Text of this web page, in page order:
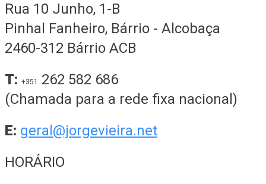
Rua 10 Junho, 1-B
Pinhal Fanheiro, Bárrio - Alcobaça
2460-312 Bárrio ACB
T: +351
262 582 686
(Chamada para a rede fixa nacional)
E: geral@jorgevieira.net
HORÁRIO